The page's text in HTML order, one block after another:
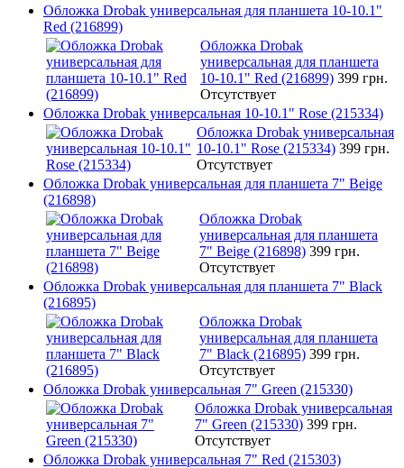
Обложка Drobak универсальная для планшета 10-10.1"
Red (216899)
Обложка Drobak
универсальная для планшета
10-10.1" Red (216899) 399 грн.
Отсутствует
Обложка Drobak универсальная 10-10.1" Rose (215334)
Обложка Drobak универсальная
10-10.1" Rose (215334) 399 грн.
Отсутствует
Обложка Drobak универсальная для планшета 7" Beige
(216898)
Обложка Drobak
универсальная для планшета
7" Beige (216898) 399 грн.
Отсутствует
Обложка Drobak универсальная для планшета 7" Black
(216895)
Обложка Drobak
универсальная для планшета
7" Black (216895) 399 грн.
Отсутствует
Обложка Drobak универсальная 7" Green (215330)
Обложка Drobak универсальная
7" Green (215330) 399 грн.
Отсутствует
Обложка Drobak универсальная 7" Red (215303)